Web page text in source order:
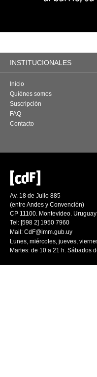
INSTITUCIONALES
Inicio
Quiénes somos
Suscripción
FAQ
Contacto
Av. 18 de Julio 885
(entre Andes y Convención)
CP 11100. Montevideo. Uruguay
Tel: [598 2] 1950 7960
Mail: CdF@imm.gub.uy
Lunes, miércoles, jueves,
Martes: de 10 a 21 h. Sábados